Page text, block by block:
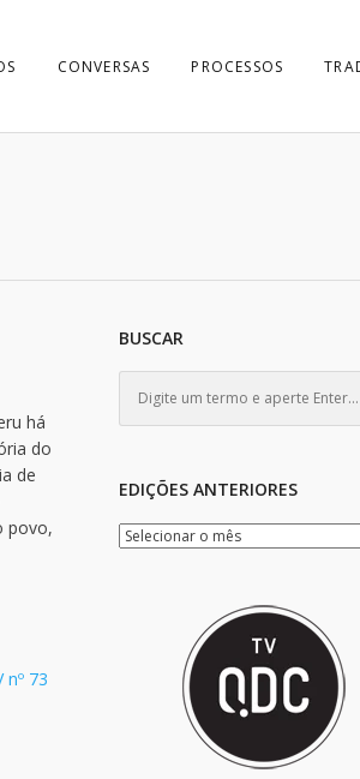
CONVERSAS PROCESSOS
há
do
de
povo,
nº 73
BUSCAR
EDIÇÕES ANTERIORES